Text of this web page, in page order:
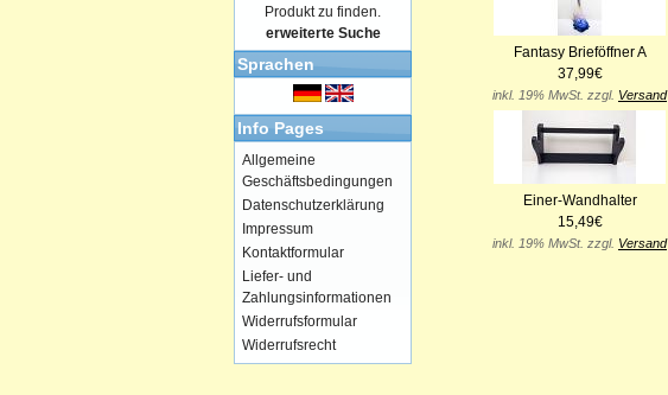
Fantasy Brieföffner A
37,99€
inkl. 19% MwSt. zzgl. Versand
Einer-Wandhalter
15,49€
inkl. 19% MwSt. zzgl. Versand
Produkt zu finden.
erweiterte Suche
Sprachen
Info Pages
Allgemeine
Geschäftsbedingungen
Datenschutzerklärung
Impressum
Kontaktformular
Liefer- und
Zahlungsinformationen
Widerrufsformular
Widerrufsrecht